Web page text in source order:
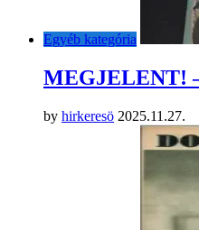
Egyéb kategória
MEGJELENT!
by hirkeresö 2025.11.27.